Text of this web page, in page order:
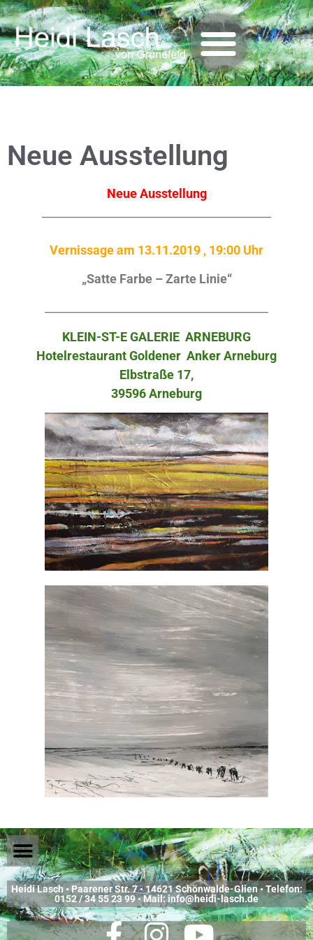
Neue Ausstellung
Neue Ausstellung
Vernissage am 13.11.2019 , 19:00 Uhr
„Satte Farbe – Zarte Linie“
KLEIN-ST-E GALERIE ARNEBURG
Hotelrestaurant Goldener Anker Arneburg
Elbstraße 17,
39596 Arneburg
Heidi Lasch • Paarener Str. 7 • 14621 Schönwalde-Glien • Telefon:
0152 / 34 55 23 99 • Mail: info@heidi-lasch.de